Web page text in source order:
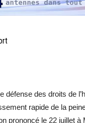
des droits de
rapide de la
prononcé le 22 juillet à